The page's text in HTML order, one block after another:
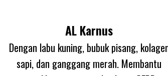
AL Karnus
Dengan labu kuning, bubuk pisang,
sapi, dan ganggang merah. Membantu